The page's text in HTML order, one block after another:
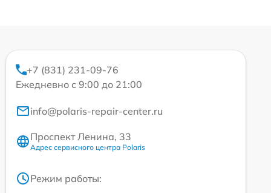
+7 (831) 231-09-76
Ежедневно с 9:00 до 21:00
info@polaris-repair-center.ru
Проспект Ленина, 33
Адрес сервисного центра Polaris
Режим работы: